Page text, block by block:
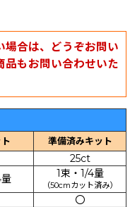
場合は、どうぞお問い
品もお問い合わせいた
準備済みキット
25ct
1束・1/4量
（50cmカット済み）
〇